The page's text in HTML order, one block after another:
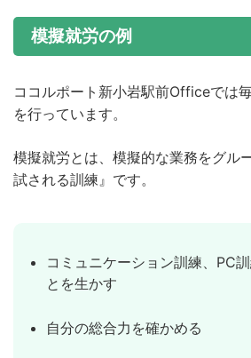
模擬就労の例
ココルポート新小岩駅前Officeでは
を行っています。
模擬就労とは、模擬的な業務をグル
試される訓練』です。
コミュニケーション訓練、PC
とを生かす
自分の総合力を確かめる